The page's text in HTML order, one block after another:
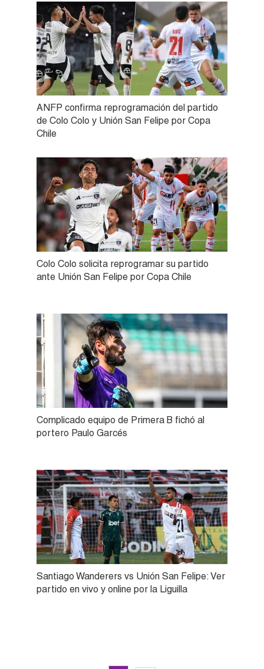
ANFP confirma reprogramación del partido
de Colo Colo y Unión San Felipe por Copa
Chile
Colo Colo solicita reprogramar su partido
ante Unión San Felipe por Copa Chile
Complicado equipo de Primera B fichó al
portero Paulo Garcés
Santiago Wanderers vs Unión San Felipe: Ver
partido en vivo y online por la Liguilla